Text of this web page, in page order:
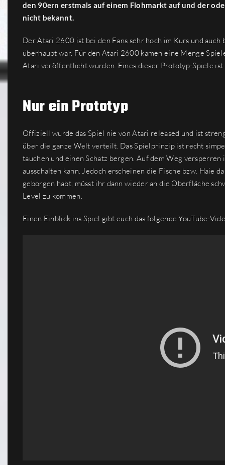
den 90ern erstmals auf einem Flohmarkt auf und der
nicht bekannt.
Der Atari 2600 ist bei den Fans sehr hoch im Kurs und
überhaupt war. Für den Atari 2600 kamen eine Menge
Atari veröffentlicht wurden. Eines dieser Prototyp-Spiele ist
Nur ein Prototyp
Offiziell wurde das Spiel nie von Atari released und ist
über die ganze Welt verteilt. Das Spielprinzip ist recht
tauchen und einen Schatz bergen. Auf dem Weg
ausschalten kann. Jedoch erscheinen die Fische bzw. Haie
geborgen habt, müsst ihr dann wieder an die Oberfläche
Level zu kommen.
Einen Einblick ins Spiel gibt euch das folgende YouTube-